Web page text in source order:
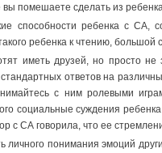
помешаете сделать из
способности ребенка с СА,
ребенка к чтению, большой
иметь друзей, но просто не
ответов на
с ним ролевыми
социальные суждения
с СА говорила, что ее
личного понимания эмоций